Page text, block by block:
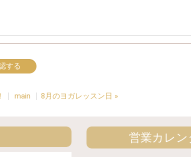
main 8月のヨガレッスン日 »
営業カレ